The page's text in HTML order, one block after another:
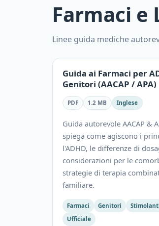
Farmaci e
Linee guida mediche
Guida ai Farmaci per
Genitori (AACAP / APA)
PDF 1.2 MB Inglese
Guida autorevole AACAP &
spiega come agiscono i
l'ADHD, le differenze di
considerazioni per le
strategie di terapia
familiare.
Farmaci Genitori
Ufficiale